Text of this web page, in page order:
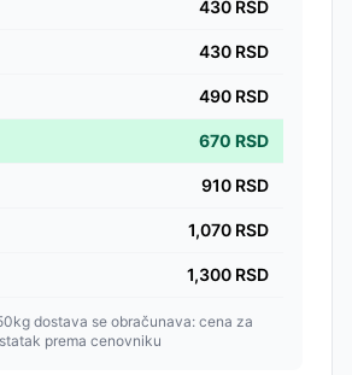
430 RSD
430 RSD
490 RSD
670 RSD
910 RSD
1,070 RSD
1,300 RSD
dostava se obračunava: cena za
prema cenovniku